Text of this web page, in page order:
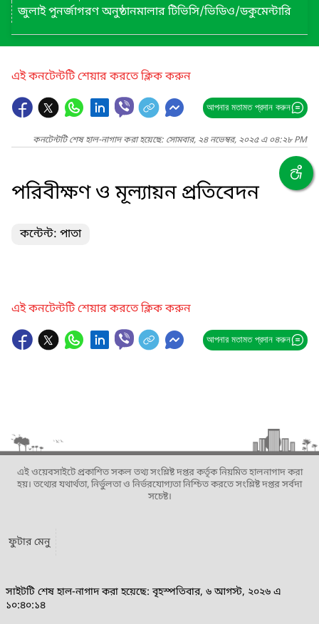
জুলাই পুনর্জাগরণ অনুষ্ঠানমালার টিভিসি/ভিডিও/ডকুমেন্টারি
এই কনটেন্টটি শেয়ার করতে ক্লিক করুন
আপনার মতামত প্রদান করুন
কনটেন্টটি শেষ হাল-নাগাদ করা হয়েছে: সোমবার, ২৪ নভেম্বর, ২০২৫ এ ০৪:২৮ PM
পরিবীক্ষণ ও মূল্যায়ন প্রতিবেদন
কন্টেন্ট: পাতা
এই কনটেন্টটি শেয়ার করতে ক্লিক করুন
আপনার মতামত প্রদান করুন
এই ওয়েবসাইটে প্রকাশিত সকল তথ্য সংশ্লিষ্ট দপ্তর কর্তৃক নিয়মিত হালনাগাদ করা
হয়। তথ্যের যথার্থতা, নির্ভুলতা ও নির্ভরযোগ্যতা নিশ্চিত করতে সংশ্লিষ্ট দপ্তর সর্বদা
সচেষ্ট।
ফুটার মেনু
সাইটটি শেষ হাল-নাগাদ করা হয়েছে: বৃহস্পতিবার, ৬ আগস্ট, ২০২৬ এ
১০:৪০:১৪